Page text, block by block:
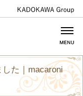
した｜macaroni